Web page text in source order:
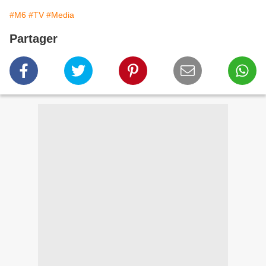
#M6 #TV #Media
Partager